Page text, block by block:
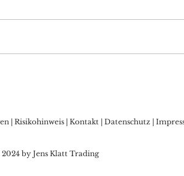
Zeit
| Risikohinweis | Kontakt | Datenschutz |
by Jens Klatt Trading